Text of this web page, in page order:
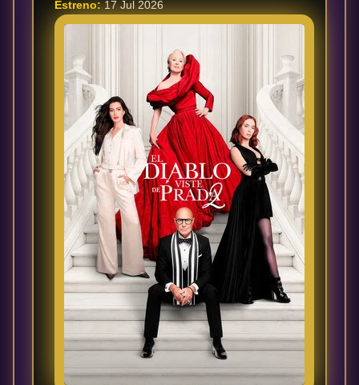
Estreno:17 Jul 2026